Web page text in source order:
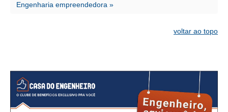
RELEASES
ASSOCIE-SE
ATUALIZAÇÃO CADASTRAL
Engenharia empreendedora »
voltar ao topo